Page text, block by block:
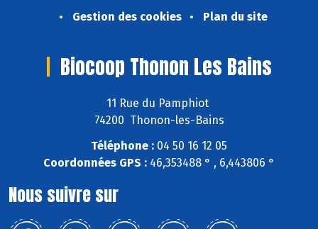
Gestion des cookies
Plan du site
Biocoop Thonon Les Bains
11 Rue du Pamphiot
74200 Thonon-les-Bains
Téléphone : 04 50 16 12 05
Coordonnées GPS : 46,353488 ° , 6,443806 °
Nous suivre sur